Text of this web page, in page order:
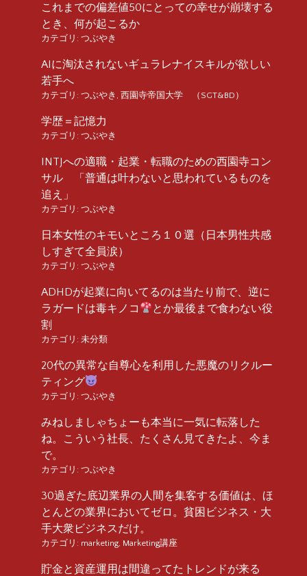
これまでの偏差値50にとっての幸せが崩壊する
とき、何が起こるか
カテゴリ: つぶやき
AIに淘汰されないギュラレナイスキルが欲しい
若手へ
カテゴリ: つぶやき 西園寺帝国大学 （SGT&BD）
学歴＝記憶力
カテゴリ: つぶやき
INTJへの適職・起業・転職のための西園寺コン
サル 「普通は叶わないと思われているものを
追え」
カテゴリ: つぶやき
日本女性のキモいところ１０選（日本男性共感
しすぎて全員涙）
カテゴリ: つぶやき
ADHDが起業に向いてるのは当たり前で、逆に
ラガードは毒キノコ
とか最後まで食わない役
割
カテゴリ: 未分類
20代の異常な自尊心を利用した悪魔のリクルー
ティング
カテゴリ: つぶやき
みねしましゃちょーも本当に一気に転落した
ね。こういう社長、たくさん見てきたよ、今ま
で。
カテゴリ: つぶやき
30過ぎた底辺業界の人間を集客する価値は、ほ
とんどの業界においてゼロ。貧困ビジネス・大
手大衆ビジネスだけ。
カテゴリ: marketing Marketing講座
貯金と資産運用は間違ってたトレンドが来る